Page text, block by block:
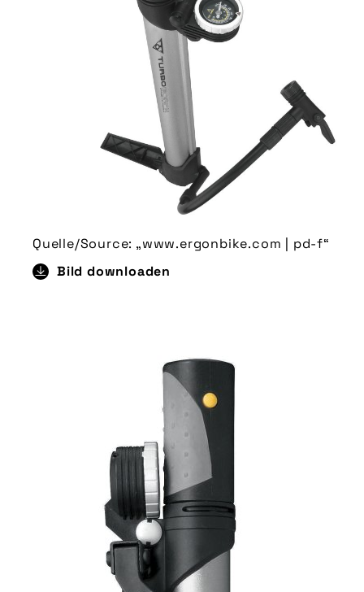
Quelle/Source: „www.ergonbike.com | pd-f“
Bild downloaden